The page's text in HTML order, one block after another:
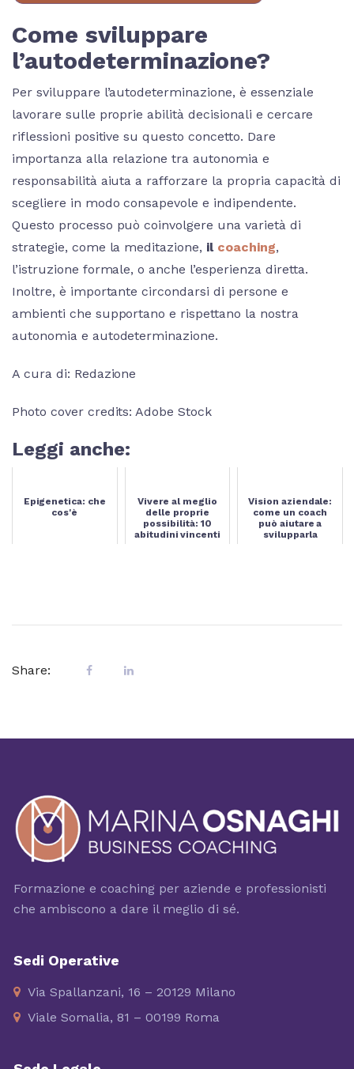
Come sviluppare
l’autodeterminazione?
Per sviluppare l’autodeterminazione, è essenziale
lavorare sulle proprie abilità decisionali e cercare
riflessioni positive su questo concetto. Dare
importanza alla relazione tra autonomia e
responsabilità aiuta a rafforzare la propria capacità di
scegliere in modo consapevole e indipendente.
Questo processo può coinvolgere una varietà di
strategie, come la meditazione, il coaching,
l’istruzione formale, o anche l’esperienza diretta.
Inoltre, è importante circondarsi di persone e
ambienti che supportano e rispettano la nostra
autonomia e autodeterminazione.
A cura di: Redazione
Photo cover credits: Adobe Stock
Leggi anche:
Epigenetica: che
cos'è
Vivere al meglio
delle proprie
possibilità: 10
abitudini vincenti
Vision aziendale:
come un coach
può aiutare a
svilupparla
Share:
Formazione e coaching per aziende e professionisti
che ambiscono a dare il meglio di sé.
Sedi Operative
Via Spallanzani, 16 – 20129 Milano
Viale Somalia, 81 – 00199 Roma